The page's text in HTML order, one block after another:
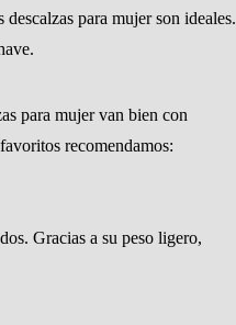
para mujer son ideales.
para mujer van bien con
recomendamos:
Gracias a su peso ligero,